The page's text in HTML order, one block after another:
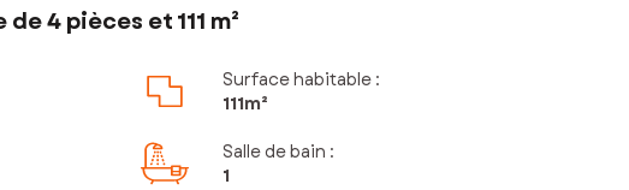
4 pièces et 111 m²
Surface habitable :
111m²
Salle de bain :
1